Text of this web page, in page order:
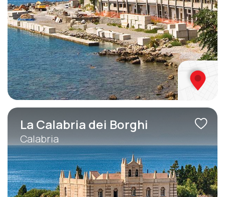
La Calabria dei Borghi
Calabria